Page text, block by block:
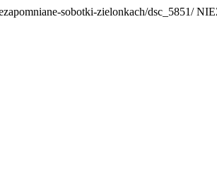
sobotki-zielonkach/dsc_5851/